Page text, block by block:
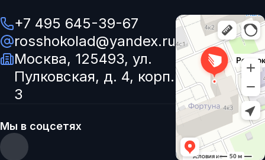
+7 495 645-39-67
rosshokolad@yandex.ru
Москва, 125493, ул.
Пулковская, д. 4, корп.
3
Мы в соцсетях